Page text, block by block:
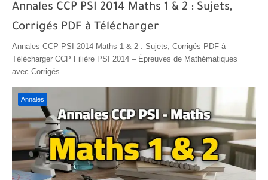
Annales CCP PSI 2014 Maths 1 & 2 : Sujets,
Corrigés PDF à Télécharger
Annales CCP PSI 2014 Maths 1 & 2 : Sujets, Corrigés PDF à
Télécharger CCP Filière PSI 2014 – Épreuves de Mathématiques
avec Corrigés ...
Annales